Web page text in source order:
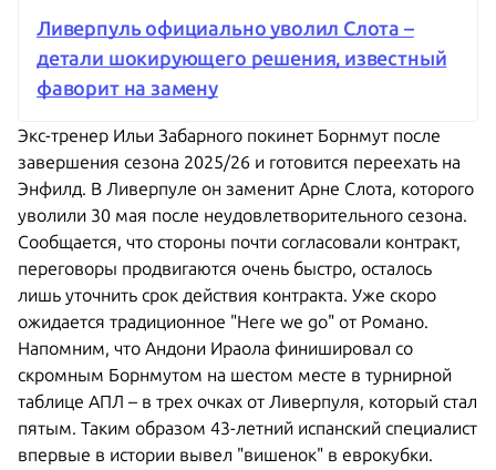
Ливерпуль официально уволил Слота –
детали шокирующего решения, известный
фаворит на замену
Экс-тренер Ильи Забарного покинет Борнмут после
завершения сезона 2025/26 и готовится переехать на
Энфилд. В Ливерпуле он заменит Арне Слота, которого
уволили 30 мая после неудовлетворительного сезона.
Сообщается, что стороны почти согласовали контракт,
переговоры продвигаются очень быстро, осталось
лишь уточнить срок действия контракта. Уже скоро
ожидается традиционное "Here we go" от Романо.
Напомним, что Андони Ираола финишировал со
скромным Борнмутом на шестом месте в турнирной
таблице АПЛ – в трех очках от Ливерпуля, который стал
пятым. Таким образом 43-летний испанский специалист
впервые в истории вывел "вишенок" в еврокубки.